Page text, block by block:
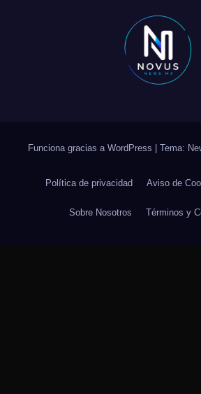
Funciona gracias a WordPress Tema:
Política de privacidad Aviso de
Sobre Nosotros Términos y